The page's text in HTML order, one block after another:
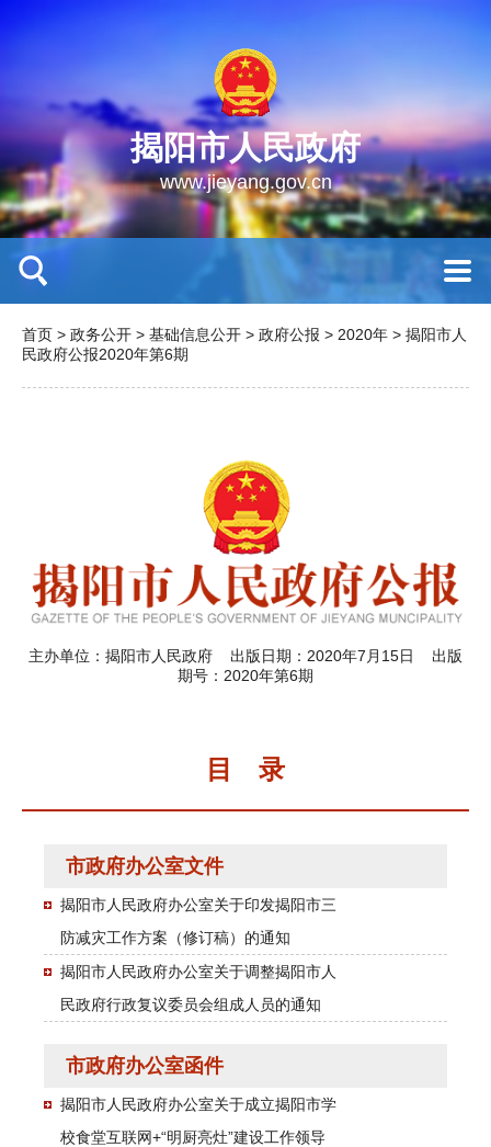
揭阳市人民政府
www.jieyang.gov.cn
首页 > 政务公开 > 基础信息公开 > 政府公报 > 2020年 > 揭阳市人
民政府公报2020年第6期
主办单位：揭阳市人民政府 出版日期：2020年7月15日 出版
期号：2020年第6期
目 录
市政府办公室文件
揭阳市人民政府办公室关于印发揭阳市三
防减灾工作方案（修订稿）的通知
揭阳市人民政府办公室关于调整揭阳市人
民政府行政复议委员会组成人员的通知
市政府办公室函件
揭阳市人民政府办公室关于成立揭阳市学
校食堂互联网+“明厨亮灶”建设工作领导